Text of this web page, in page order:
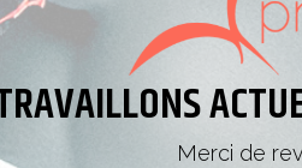
Merci de